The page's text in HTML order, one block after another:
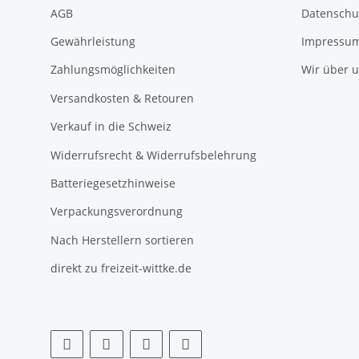
AGB
Gewährleistung
Zahlungsmöglichkeiten
Versandkosten & Retouren
Verkauf in die Schweiz
Widerrufsrecht & Widerrufsbelehrung
Batteriegesetzhinweise
Verpackungsverordnung
Nach Herstellern sortieren
direkt zu freizeit-wittke.de
Wir über